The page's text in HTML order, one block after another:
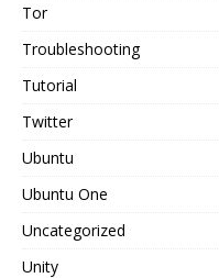
Tor
Troubleshooting
Tutorial
Twitter
Ubuntu
Ubuntu One
Uncategorized
Unity